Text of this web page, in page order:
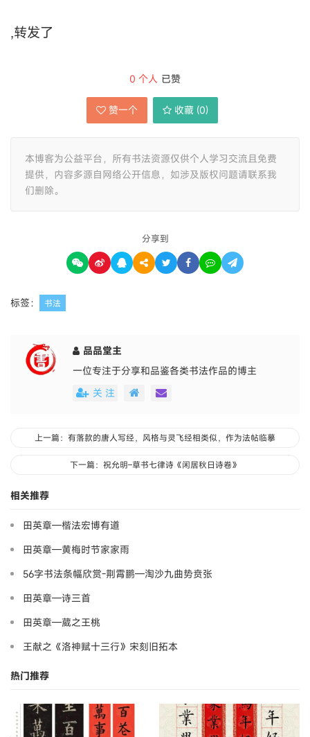
,转发了
0 个人 已赞
赞一个 收藏 (0)
本博客为公益平台，所有书法资源仅供个人学习交流且免费
提供，内容多源自网络公开信息，如涉及版权问题请联系我
们删除。
分享到
标签： 书法
品品堂主
一位专注于分享和品鉴各类书法作品的博主
关 注
上一篇：有落款的唐人写经，风格与灵飞经相类似，作为法帖临摹
下一篇：祝允明–草书七律诗《闲居秋日诗卷》
相关推荐
田英章—楷法宏博有道
田英章—黄梅时节家家雨
56字书法条幅欣赏-荆霄鹏—淘沙九曲势贲张
田英章—诗三首
田英章—葳之王桃
王献之《洛神赋十三行》宋刻旧拓本
热门推荐